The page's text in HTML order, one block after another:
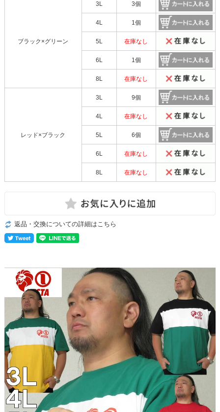
ブラック×グリーン
3L 3個
4L 1個
5L 在庫なし
6L 1個
8L 在庫なし
レッド×ブラック
3L 9個
4L 在庫なし
5L 6個
6L 在庫なし
8L 在庫なし
返品・交換についての詳細はこちら